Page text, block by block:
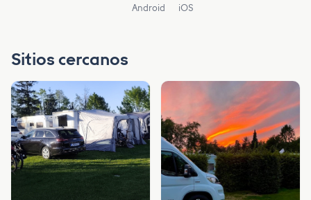
Android iOS
Sitios cercanos